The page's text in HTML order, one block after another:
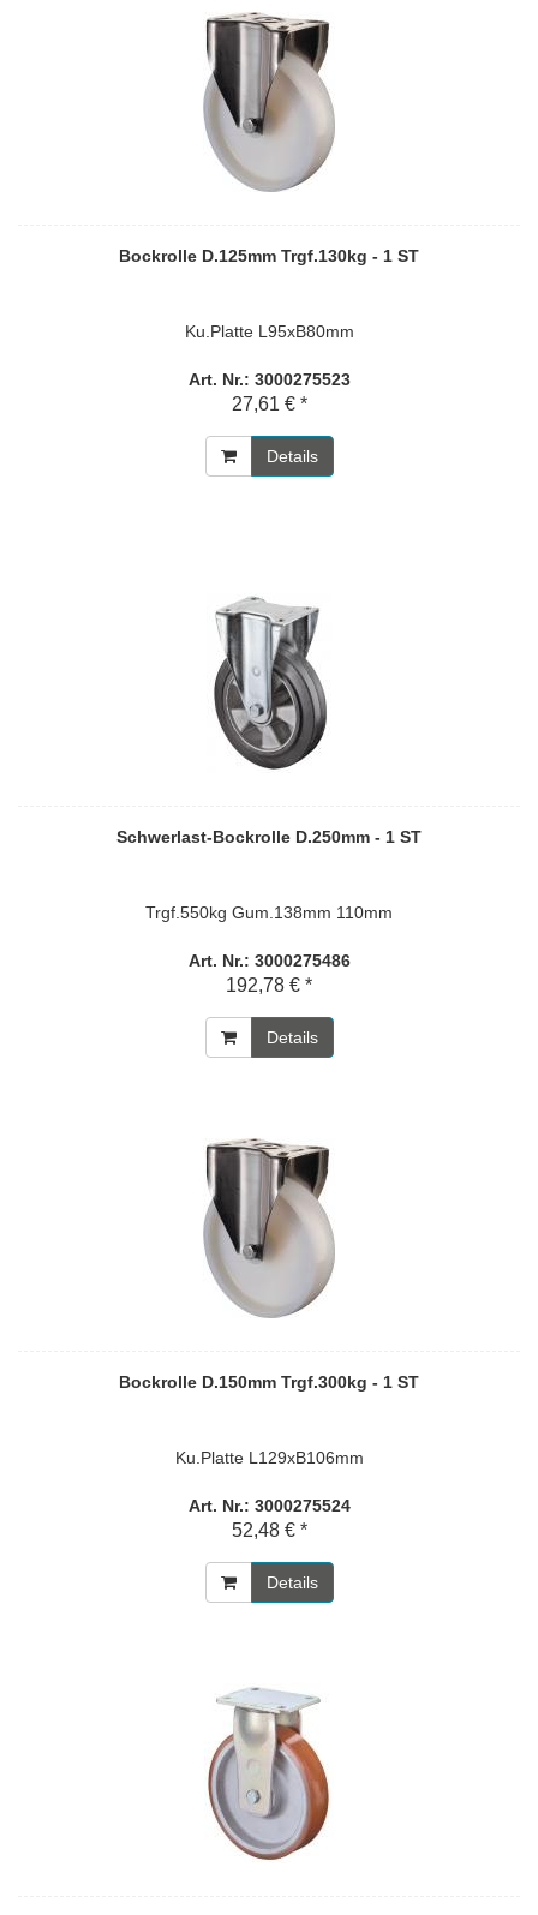
Bockrolle D.125mm Trgf.130kg - 1 ST
Ku.Platte L95xB80mm
Art. Nr.: 3000275523
27,61 € *
Details
Schwerlast-Bockrolle D.250mm - 1 ST
Trgf.550kg Gum.138mm 110mm
Art. Nr.: 3000275486
192,78 € *
Details
Bockrolle D.150mm Trgf.300kg - 1 ST
Ku.Platte L129xB106mm
Art. Nr.: 3000275524
52,48 € *
Details